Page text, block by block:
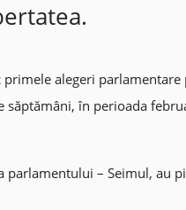
alegeri
în perioada
– Seimul, au